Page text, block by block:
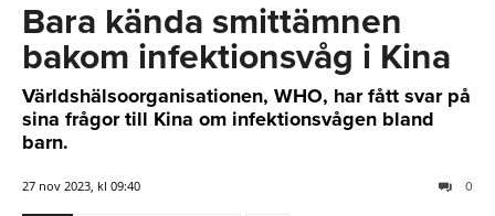
Bara kända smittämnen
bakom infektionsvåg i Kina
Världshälsoorganisationen, WHO, har fått svar på
sina frågor till Kina om infektionsvågen bland
barn.
27 nov 2023, kl 09:40 0